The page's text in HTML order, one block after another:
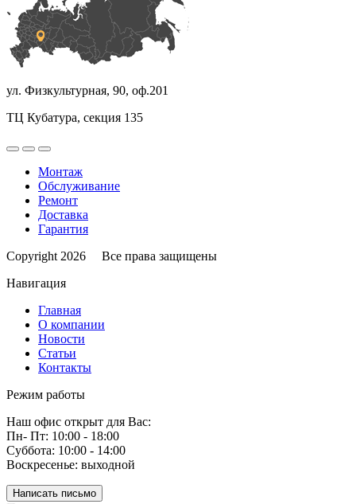
ул. Физкультурная, 90, оф.201
ТЦ Кубатура, секция 135
Монтаж
Обслуживание
Ремонт
Доставка
Гарантия
Copyright 2026 Все права защищены
Навигация
Главная
О компании
Новости
Статьи
Контакты
Режим работы
Наш офис открыт для Вас:
Пн- Пт: 10:00 - 18:00
Суббота: 10:00 - 14:00
Воскресенье: выходной
Написать письмо